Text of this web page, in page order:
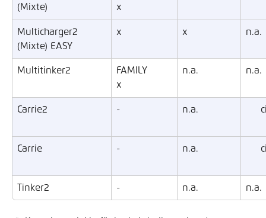
(Mixte)
x
Multicharger2
(Mixte) EASY
x x n.a.
Multitinker2
FAMILY
x
n.a. n.a.
Carrie2 - n.a.
Carrie - n.a.
Tinker2 - n.a. n.a.